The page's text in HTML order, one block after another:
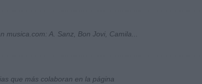
musica.com: A. Sanz, Bon Jovi, Camila...
que más colaboran en la página